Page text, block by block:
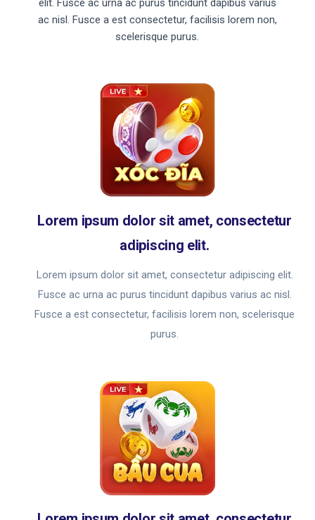
elit. Fusce ac urna ac purus tincidunt dapibus varius
ac nisl. Fusce a est consectetur, facilisis lorem non,
scelerisque purus.
Lorem ipsum dolor sit amet, consectetur
adipiscing elit.
Lorem ipsum dolor sit amet, consectetur adipiscing elit.
Fusce ac urna ac purus tincidunt dapibus varius ac nisl.
Fusce a est consectetur, facilisis lorem non, scelerisque
purus.